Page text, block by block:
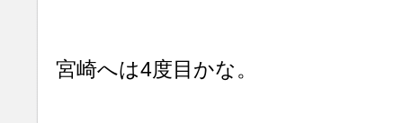
宮崎へは4度目かな。